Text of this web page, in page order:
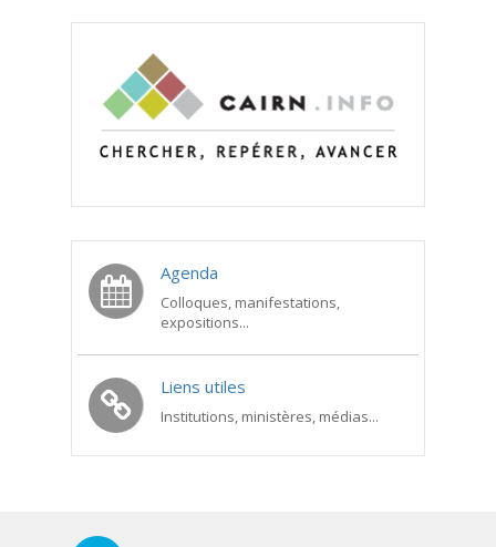
Agenda
Colloques, manifestations,
expositions...
Liens utiles
Institutions, ministères, médias...